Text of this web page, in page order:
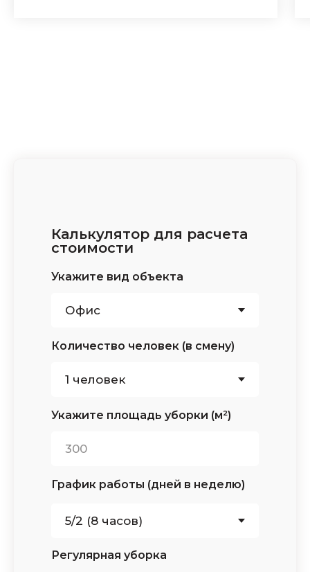
Калькулятор для расчета
стоимости
Укажите площадь уборки (м²)
Количество человек (в смену)
Укажите вид объекта
График работы (дней в неделю)
Регулярная уборка